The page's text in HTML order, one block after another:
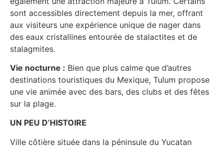
sont accessibles directement depuis la mer, offrant
aux visiteurs une expérience unique de nager dans
des eaux cristallines entourée de stalactites et de
stalagmites.
Vie nocturne : Bien que plus calme que d’autres
destinations touristiques du Mexique, Tulum propose
une vie animée avec des bars, des clubs et des fêtes
sur la plage.
UN PEU D’HISTOIRE
Ville côtière située dans la péninsule du Yucatan